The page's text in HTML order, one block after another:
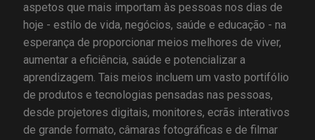
aspetos que mais importam às pessoas nos dias de
hoje - estilo de vida, negócios, saúde e educação - na
esperança de proporcionar meios melhores de viver,
aumentar a eficiência, saúde e potencializar a
aprendizagem. Tais meios incluem um vasto portifólio
de produtos e tecnologias pensadas nas pessoas,
desde projetores digitais, monitores, ecrãs interativos
de grande formato, câmaras fotográficas e de filmar